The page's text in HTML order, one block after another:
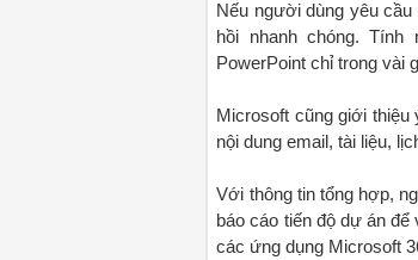
Nếu người dùng yêu
hồi nhanh chóng.
PowerPoint chỉ trong vài
Microsoft cũng giới
nội dung email, tài liệu,
Với thông tin tổng hợp,
báo cáo tiến độ dự án
các ứng dụng Microsoft